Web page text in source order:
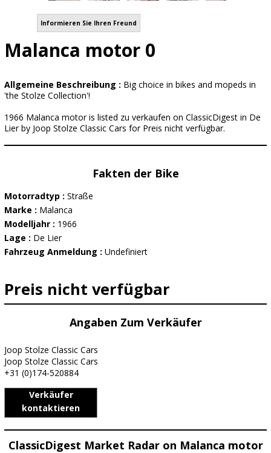
Informieren Sie Ihren Freund
Malanca motor 0
Allgemeine Beschreibung : Big choice in bikes and mopeds in
'the Stolze Collection'!
1966 Malanca motor is listed zu verkaufen on ClassicDigest in De
Lier by Joop Stolze Classic Cars for Preis nicht verfügbar.
Fakten der Bike
Motorradtyp : Straße
Marke : Malanca
Modelljahr : 1966
Lage : De Lier
Fahrzeug Anmeldung : Undefiniert
Preis nicht verfügbar
Angaben Zum Verkäufer
Joop Stolze Classic Cars
Joop Stolze Classic Cars
+31 (0)174-520884
Verkäufer
kontaktieren
ClassicDigest Market Radar on Malanca motor